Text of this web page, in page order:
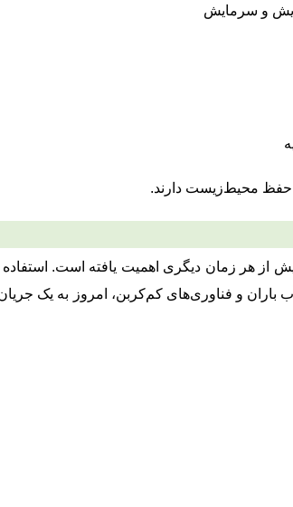
و سرمایش
حفظ محیط‌زیست دارند.
هر زمان دیگری اهمیت یافته است. استفاده
باران و فناوری‌های کم‌کربن، امروز به یک